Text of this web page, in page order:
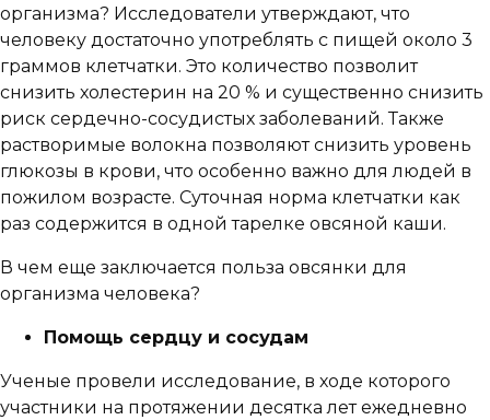
организма? Исследователи утверждают, что
человеку достаточно употреблять с пищей около 3
граммов клетчатки. Это количество позволит
снизить холестерин на 20 % и существенно снизить
риск сердечно-сосудистых заболеваний. Также
растворимые волокна позволяют снизить уровень
глюкозы в крови, что особенно важно для людей в
пожилом возрасте. Суточная норма клетчатки как
раз содержится в одной тарелке овсяной каши.
В чем еще заключается польза овсянки для
организма человека?
Помощь сердцу и сосудам
Ученые провели исследование, в ходе которого
участники на протяжении десятка лет ежедневно